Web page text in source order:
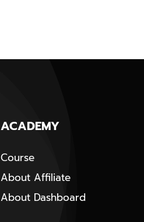
ACADEMY
Course
About Affiliate
About Dashboard